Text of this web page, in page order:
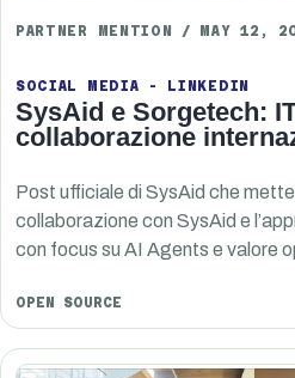
PARTNER MENTION / MAY 12,
SOCIAL MEDIA - LINKEDIN
SysAid e Sorgetech:
collaborazione
Post ufficiale di SysAid che
collaborazione con SysAid e
con focus su AI Agents e valore
OPEN SOURCE